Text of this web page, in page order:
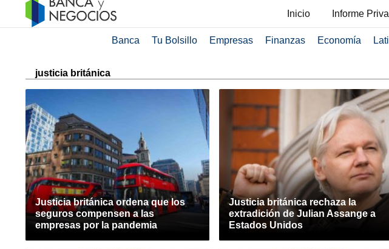
Inicio Informe
Banca Tu Bolsillo Empresas Finanzas Economía
justicia británica
Justicia británica ordena que los
seguros compensen a las
empresas por la pandemia
Justicia británica rechaza la
extradición de Julian Assange a
Estados Unidos